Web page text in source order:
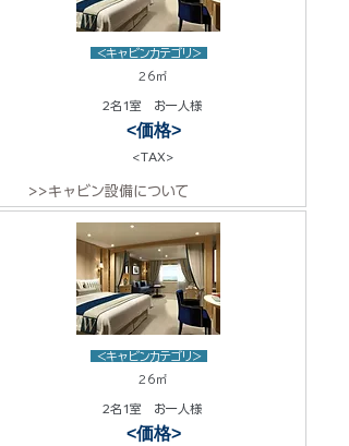
<キャビンカテゴリ>
26㎡
2名1室 お一人様
<価格>
<TAX>
>>キャビン設備について
<キャビンカテゴリ>
26㎡
2名1室 お一人様
<価格>